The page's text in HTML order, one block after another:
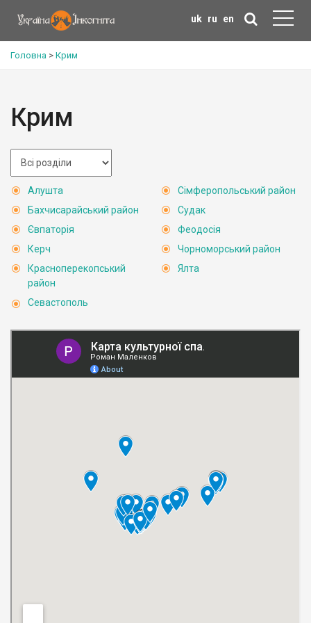
uk ru en
Головна > Крим
Крим
Алушта
Бахчисарайський район
Євпаторія
Керч
Красноперекопський
район
Севастополь
Сімферопольський район
Судак
Феодосія
Чорноморський район
Ялта